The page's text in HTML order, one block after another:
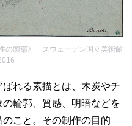
の頭部》 スウェーデン国立美術館
れる素描とは、木炭やチ
輪郭、質感、明暗などを
こと。その制作の目的